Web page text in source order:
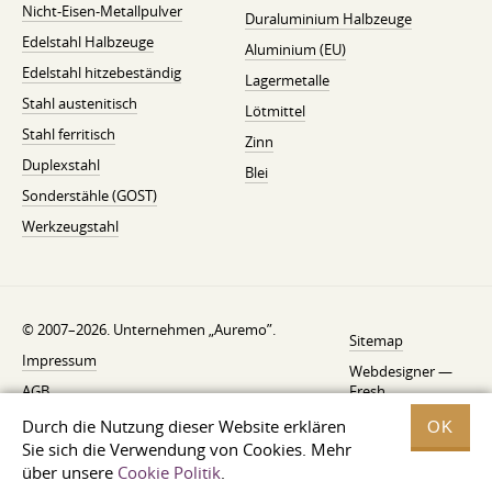
Durch die Nutzung dieser Website erklären
Sie sich die Verwendung von Cookies. Mehr
über unsere Cookie Politik.
OK
Nicht-Eisen-Metallpulver
Edelstahl Halbzeuge
Edelstahl hitzebeständig
Stahl austenitisch
Stahl ferritisch
Duplexstahl
Sonderstähle (GOST)
Werkzeugstahl
Duraluminium Halbzeuge
Aluminium (EU)
Lagermetalle
Lötmittel
Zinn
Blei
© 2007–2026. Unternehmen „Auremo”.
Impressum
AGB
Widerrufsbelehrung
Datenschutzerklärung
Sitemap
Webdesigner —
Fresh